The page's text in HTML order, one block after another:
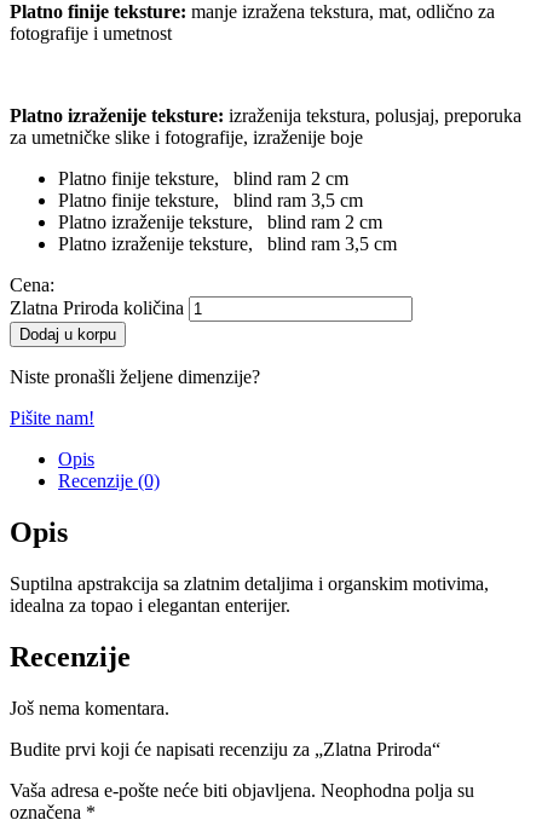
Platno finije teksture: manje izražena tekstura, mat, odlično za
fotografije i umetnost
Platno izraženije teksture: izraženija tekstura, polusjaj, preporuka
za umetničke slike i fotografije, izraženije boje
Platno finije teksture, blind ram 2 cm
Platno finije teksture, blind ram 3,5 cm
Platno izraženije teksture, blind ram 2 cm
Platno izraženije teksture, blind ram 3,5 cm
Cena:
Zlatna Priroda količina
Dodaj u korpu
Niste pronašli željene dimenzije?
Pišite nam!
Opis
Recenzije (0)
Opis
Suptilna apstrakcija sa zlatnim detaljima i organskim motivima,
idealna za topao i elegantan enterijer.
Recenzije
Još nema komentara.
Budite prvi koji će napisati recenziju za „Zlatna Priroda“
Vaša adresa e-pošte neće biti objavljena. Neophodna polja su
označena *